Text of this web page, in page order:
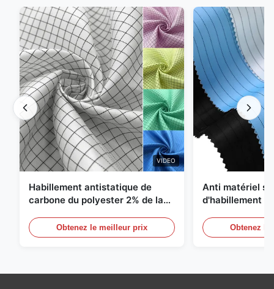
VIDEO
Habillement antistatique de
carbone du polyester 2% de la
Obtenez le meilleur prix
Anti matériel
d'habillement
Obtenez